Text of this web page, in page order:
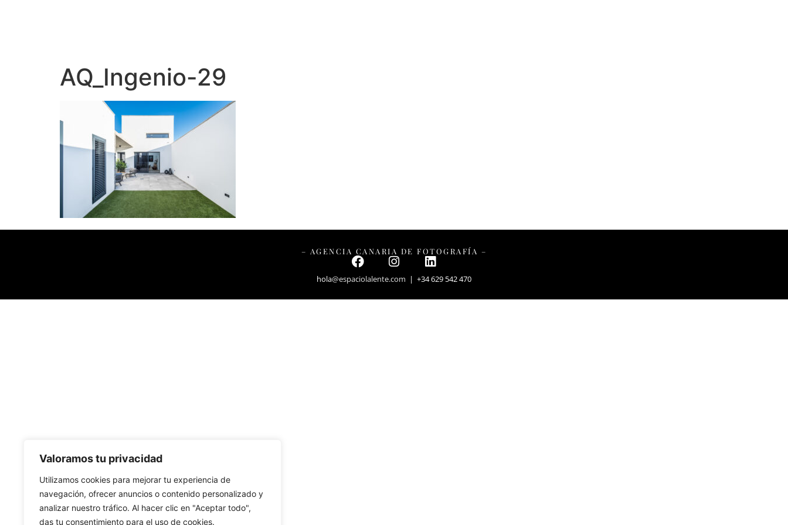
Valoramos tu privacidad
Utilizamos cookies para mejorar tu experiencia de
navegación, ofrecer anuncios o contenido personalizado y
analizar nuestro tráfico. Al hacer clic en "Aceptar todo",
das tu consentimiento para el uso de cookies.
AQ_Ingenio-29
– AGENCIA CANARIA DE FOTOGRAFÍA –
hola@espaciolalente.com | +34 629 542 470